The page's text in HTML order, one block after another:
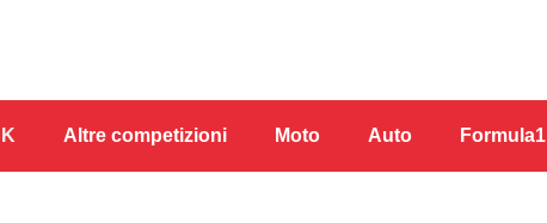
Altre competizioni Moto Auto Formula1